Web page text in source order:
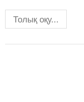
Толық оқу...